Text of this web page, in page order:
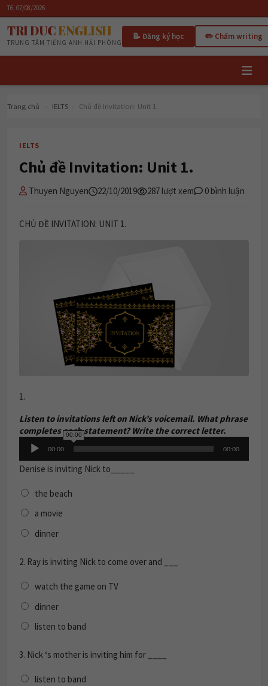
T6, 07/08/2026
TRI DUCENGLISH
TRUNG TÂM TIẾNG ANH HẢI PHÒNG
📝 Đăng ký học ✏️ Chấm writing
Trang chủ IELTS Chủ đề Invitation: Unit 1.
IELTS
Chủ đề Invitation: Unit 1.
Thuyen Nguyen 22/10/2019 287 lượt xem 0 bình luận
CHỦ ĐỀ INVITATION: UNIT 1.
1.
Listen to invitations left on Nick’s voicemail. What phrase
completes each statement? Write the correct letter.
Audio
Player
00:00
00:00
00:00
Denise is inviting Nick to_____
the beach
a movie
dinner
2. Ray is inviting Nick to come over and ___
watch the game on TV
dinner
listen to band
3. Nick ‘s mother is inviting him for ____
listen to band